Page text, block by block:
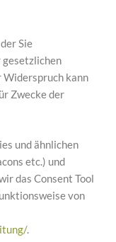
Sie
gesetzlichen
Widerspruch kann
Zwecke der
und ähnlichen
etc.) und
das Consent Tool
von
.